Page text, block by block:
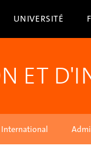
UNIVERSITÉ
ET
International